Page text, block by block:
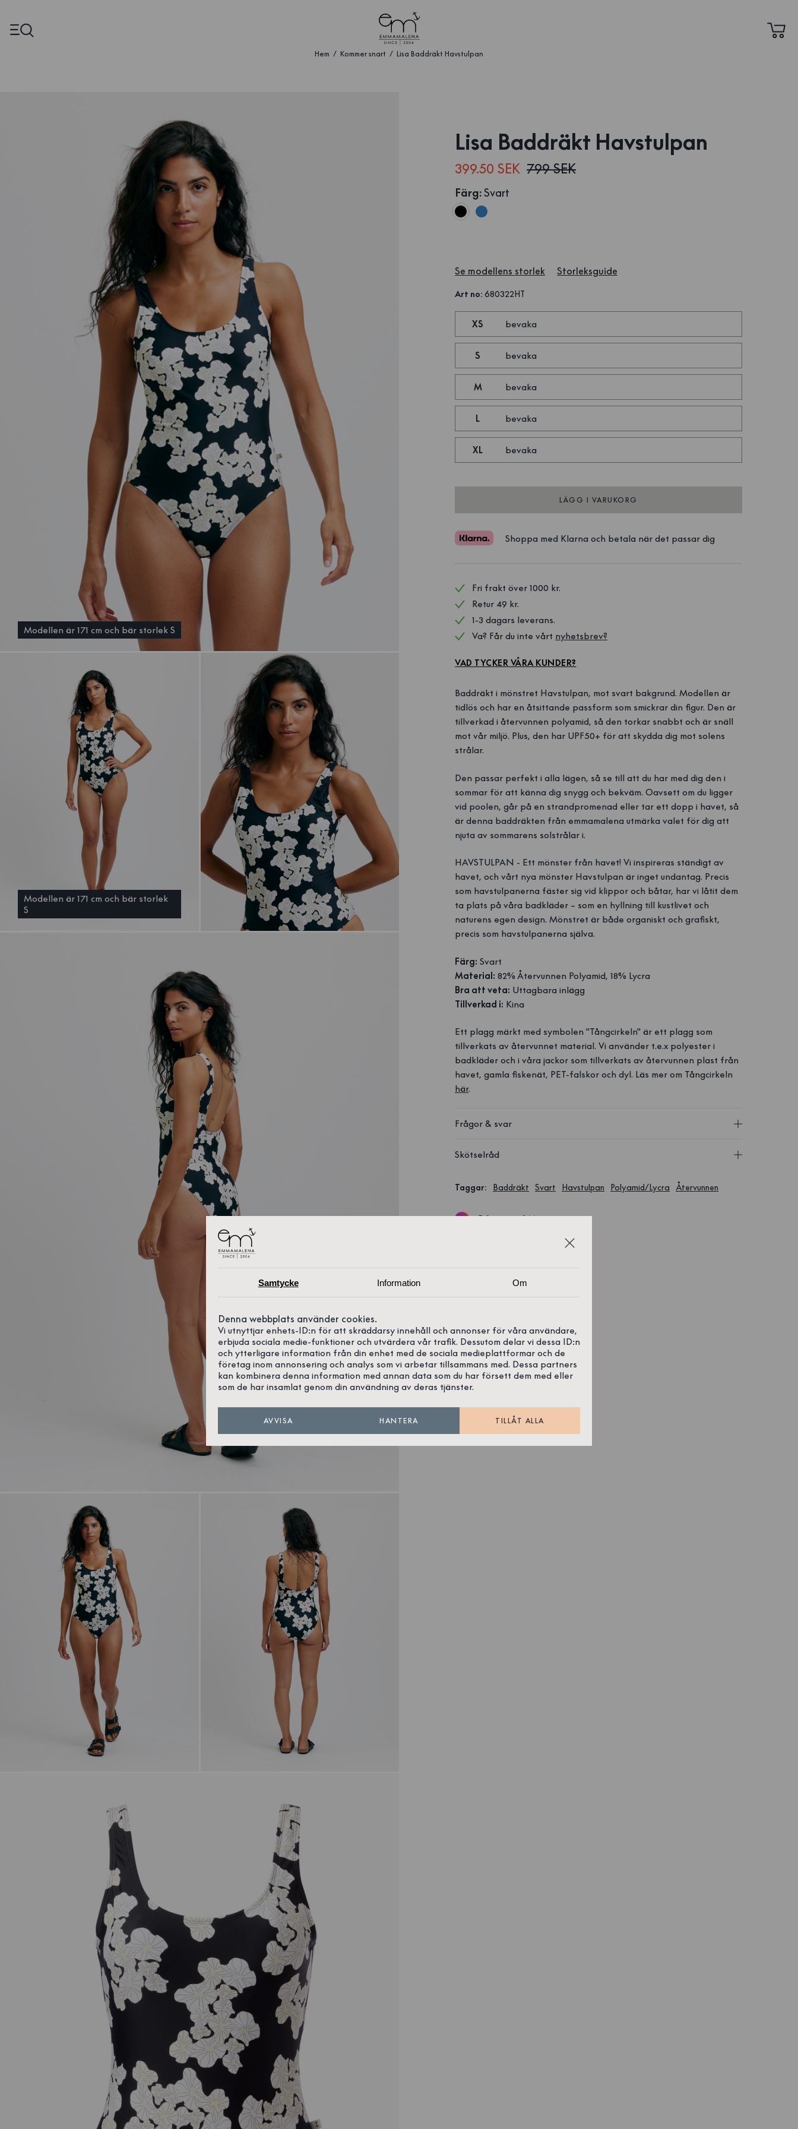
Hem Kommer snart Lisa Baddräkt Havstulpan
Modellen är 171 cm och bär storlek S
Modellen är 171 cm och bär storlek
S
Lisa Baddräkt Havstulpan
399.50 SEK 799 SEK
Färg:Svart
Se modellens storlek Storleksguide
Art no: 680322HT
XS bevaka
S bevaka
M bevaka
L bevaka
XL bevaka
LÄGG I VARUKORG
Shoppa med Klarna och betala när det passar dig
Fri frakt över 1000 kr.
Retur 49 kr.
1-3 dagars leverans.
Va? Får du inte vårt nyhetsbrev?
VAD TYCKER VÅRA KUNDER?
Baddräkt i mönstret Havstulpan, mot svart bakgrund. Modellen är
tidlös och har en åtsittande passform som smickrar din figur. Den är
tillverkad i återvunnen polyamid, så den torkar snabbt och är snäll
mot vår miljö. Plus, den har UPF50+ för att skydda dig mot solens
strålar.
Den passar perfekt i alla lägen, så se till att du har med dig den i
sommar för att känna dig snygg och bekväm. Oavsett om du ligger
vid poolen, går på en strandpromenad eller tar ett dopp i havet, så
är denna baddräkten från emmamalena utmärka valet för dig att
njuta av sommarens solstrålar i.
HAVSTULPAN - Ett mönster från havet! Vi inspireras ständigt av
havet, och vårt nya mönster Havstulpan är inget undantag. Precis
som havstulpanerna fäster sig vid klippor och båtar, har vi låtit dem
ta plats på våra badkläder – som en hyllning till kustlivet och
naturens egen design. Mönstret är både organiskt och grafiskt,
precis som havstulpanerna själva.
Färg: Svart
Material: 82% Återvunnen Polyamid, 18% Lycra
Bra att veta: Uttagbara inlägg
Tillverkad i: Kina
Ett plagg märkt med symbolen "Tångcirkeln" är ett plagg som
tillverkats av återvunnet material. Vi använder t.e.x polyester i
badkläder och i våra jackor som tillverkats av återvunnen plast från
havet, gamla fiskenät, PET-falskor och dyl. Läs mer om Tångcirkeln
här.
Frågor & svar
Skötselråd
Taggar: Baddräkt Svart Havstulpan Polyamid/Lycra Återvunnen
Fråga oss på Messenger
Samtycke Information Om
Denna webbplats använder cookies.
Vi utnyttjar enhets-ID:n för att skräddarsy innehåll och annonser för våra användare,
erbjuda sociala medie-funktioner och utvärdera vår trafik. Dessutom delar vi dessa ID:n
och ytterligare information från din enhet med de sociala medieplattformar och de
företag inom annonsering och analys som vi arbetar tillsammans med. Dessa partners
kan kombinera denna information med annan data som du har försett dem med eller
som de har insamlat genom din användning av deras tjänster.
AVVISA HANTERA TILLÅT ALLA